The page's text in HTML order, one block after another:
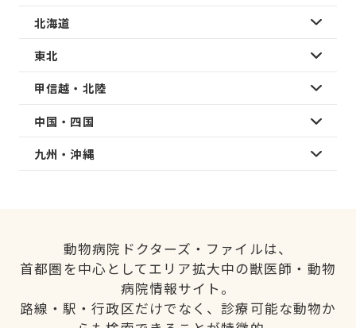
北海道
東北
甲信越・北陸
中国・四国
九州・沖縄
動物病院ドクターズ・ファイルは、
首都圏を中心としてエリア拡大中の獣医師・動物
病院情報サイト。
路線・駅・行政区だけでなく、診療可能な動物か